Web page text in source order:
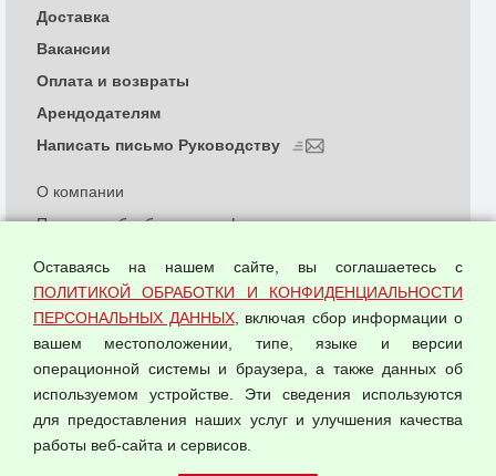
© 2026 ООО "Феникс"
О компании
Политика обработки и конфиденциальности
Согласием на обработку персональных данных
Оферта оптовой купли-продажи
Публичная оферта
Доставка
Вакансии
Оплата и возвраты
Арендодателям
Написать письмо Руководству
Оставаясь на нашем сайте, вы соглашаетесь с
ПОЛИТИКОЙ ОБРАБОТКИ И КОНФИДЕНЦИАЛЬНОСТИ
ПЕРСОНАЛЬНЫХ ДАННЫХ, включая сбор информации о
вашем местоположении, типе, языке и версии
операционной системы и браузера, а также данных об
используемом устройстве. Эти сведения используются
для предоставления наших услуг и улучшения качества
работы веб-сайта и сервисов.